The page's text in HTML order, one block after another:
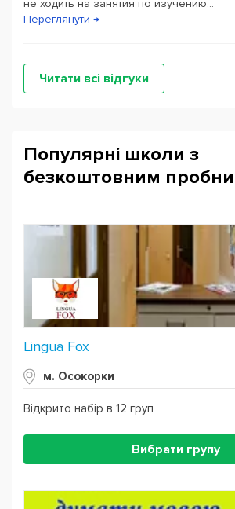
не ходить на занятия по изучению...
Переглянути →
Читати всі відгуки
Популярні школи з
безкоштовним
Lingua Fox
м. Осокорки
Відкрито набір в 12 груп
Вибрати групу